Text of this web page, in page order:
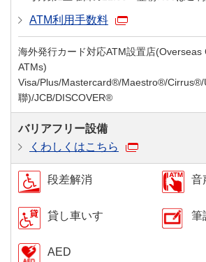
ATM利用手数料
海外発行カード対応ATM設置店(Overseas
ATMs)
Visa/Plus/Mastercard®/Maestro®/Cirrus®/
聯)/JCB/DISCOVER®
バリアフリー設備
くわしくはこちら
段差解消 音
貸し車いす 筆
AED